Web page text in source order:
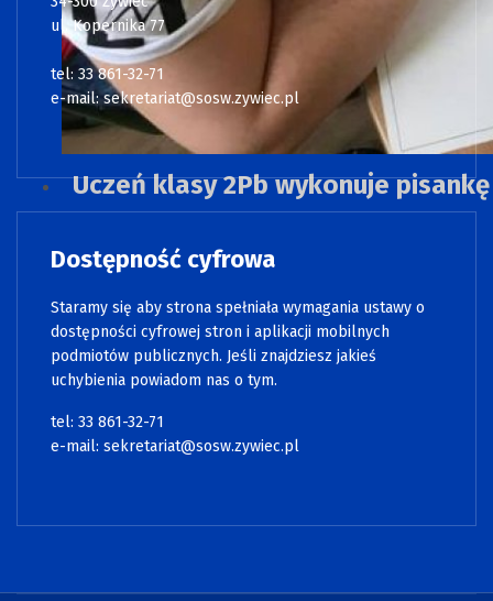
Uczeń klasy 2Pb wykonuje
ul. Kopernika 77
tel: 33 861-32-71
e-mail:sekretariat@sosw.zywiec.pl
Dostępność cyfrowa
Staramy się aby strona spełniała wymagania ustawy o
dostępności cyfrowej stron i aplikacji mobilnych
podmiotów publicznych. Jeśli znajdziesz jakieś
uchybienia powiadom nas o tym.
tel: 33 861-32-71
e-mail: sekretariat@sosw.zywiec.pl